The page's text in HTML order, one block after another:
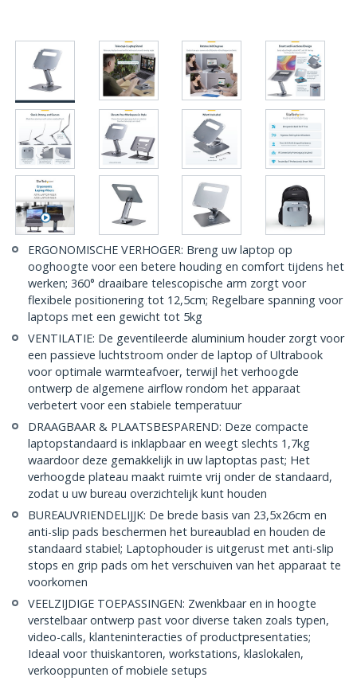
ERGONOMISCHE VERHOGER: Breng uw laptop op
ooghoogte voor een betere houding en comfort tijdens het
werken; 360° draaibare telescopische arm zorgt voor
flexibele positionering tot 12,5cm; Regelbare spanning voor
laptops met een gewicht tot 5kg
VENTILATIE: De geventileerde aluminium houder zorgt voor
een passieve luchtstroom onder de laptop of Ultrabook
voor optimale warmteafvoer, terwijl het verhoogde
ontwerp de algemene airflow rondom het apparaat
verbetert voor een stabiele temperatuur
DRAAGBAAR & PLAATSBESPAREND: Deze compacte
laptopstandaard is inklapbaar en weegt slechts 1,7kg
waardoor deze gemakkelijk in uw laptoptas past; Het
verhoogde plateau maakt ruimte vrij onder de standaard,
zodat u uw bureau overzichtelijk kunt houden
BUREAUVRIENDELIJJK: De brede basis van 23,5x26cm en
anti-slip pads beschermen het bureaublad en houden de
standaard stabiel; Laptophouder is uitgerust met anti-slip
stops en grip pads om het verschuiven van het apparaat te
voorkomen
VEELZIJDIGE TOEPASSINGEN: Zwenkbaar en in hoogte
verstelbaar ontwerp past voor diverse taken zoals typen,
video-calls, klanteninteracties of productpresentaties;
Ideaal voor thuiskantoren, workstations, klaslokalen,
verkooppunten of mobiele setups